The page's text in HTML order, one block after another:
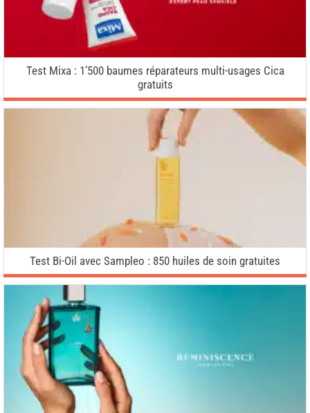
Test Mixa : 1’500 baumes réparateurs multi-usages Cica
gratuits
Test Bi-Oil avec Sampleo : 850 huiles de soin gratuites